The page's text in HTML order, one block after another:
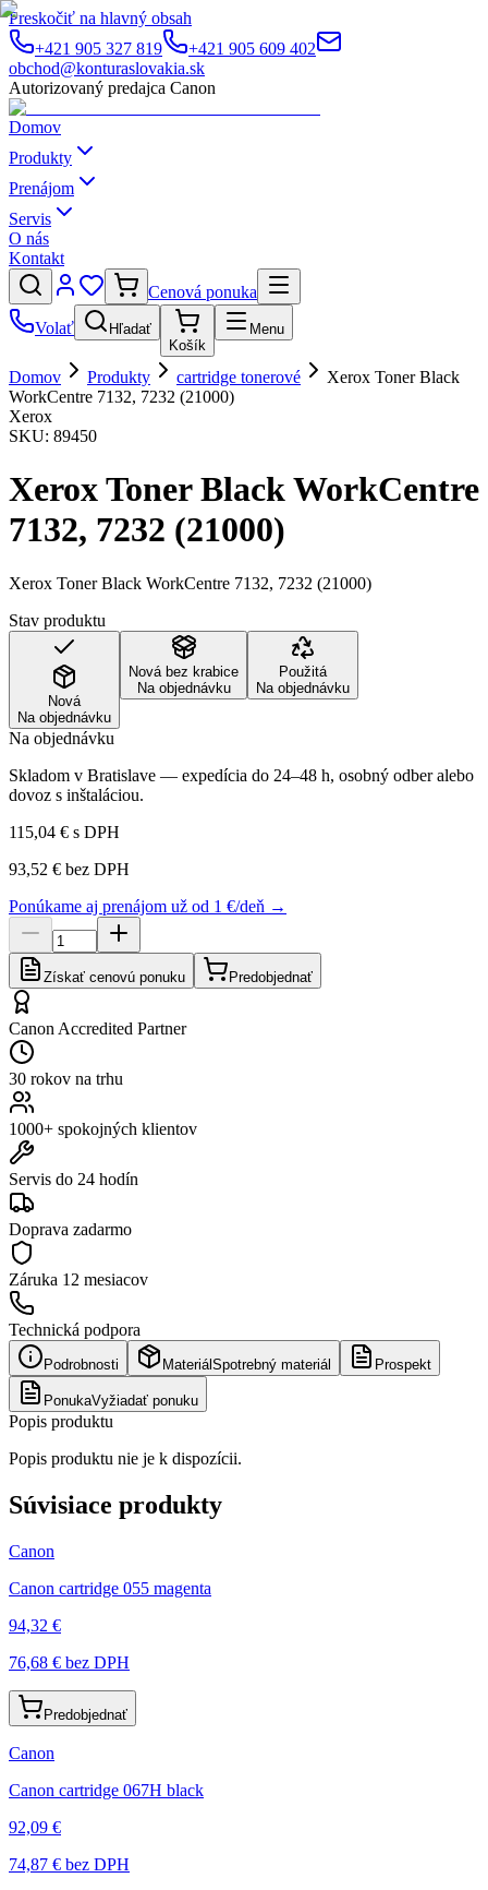
Preskočiť na hlavný obsah
+421 905 327 819
+421 905 609 402
obchod@konturaslovakia.sk
Autorizovaný predajca Canon
Domov
Produkty
Prenájom
Servis
O nás
Kontakt
Cenová ponuka
Volať
Hľadať
Košík
Menu
Domov Produkty cartridge tonerové
Xerox Toner Black
WorkCentre 7132, 7232 (21000)
Xerox
SKU: 89450
Xerox Toner Black WorkCentre
7132, 7232 (21000)
Xerox Toner Black WorkCentre 7132, 7232 (21000)
Stav produktu
Nová
Na objednávku
Nová bez krabice
Na objednávku
Použitá
Na objednávku
Na objednávku
Skladom v Bratislave — expedícia do 24–48 h, osobný odber alebo
dovoz s inštaláciou.
115,04 € s DPH
93,52 € bez DPH
Ponúkame aj prenájom už od 1 €/deň →
Získať cenovú ponuku Predobjednať
Canon Accredited Partner
30 rokov na trhu
1000+ spokojných klientov
Servis do 24 hodín
Doprava zadarmo
Záruka 12 mesiacov
Technická podpora
Podrobnosti Materiál Spotrebný materiál Prospekt
PonukaVyžiadať ponuku
Popis produktu
Popis produktu nie je k dispozícii.
Súvisiace produkty
Canon
Canon cartridge 055 magenta
94,32 €
76,68 € bez DPH
Predobjednať
Canon
Canon cartridge 067H black
92,09 €
74,87 € bez DPH